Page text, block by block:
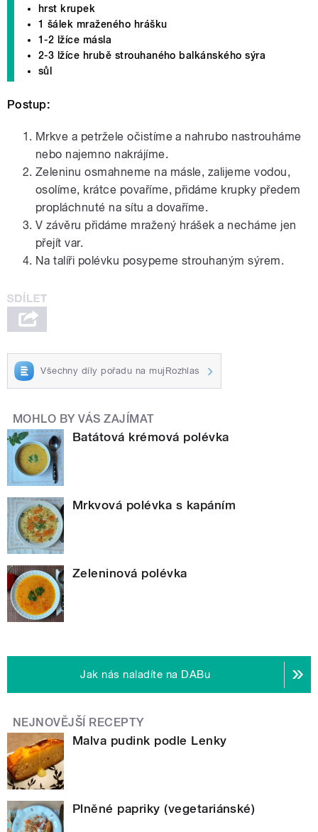
hrst krupek
1 šálek mraženého hrášku
1-2 lžíce másla
2-3 lžíce hrubě strouhaného balkánského sýra
sůl
Postup:
Mrkve a petržele očistíme a nahrubo nastrouháme
nebo najemno nakrájíme.
Zeleninu osmahneme na másle, zalijeme vodou,
osolíme, krátce povaříme, přidáme krupky předem
propláchnuté na sítu a dovaříme.
V závěru přidáme mražený hrášek a necháme jen
přejít var.
Na talíři polévku posypeme strouhaným sýrem.
Všechny díly pořadu na mujRozhlas
MOHLO BY VÁS ZAJÍMAT
Batátová krémová polévka
Mrkvová polévka s kapáním
Zeleninová polévka
Jak nás naladíte na DABu
NEJNOVĚJŠÍ RECEPTY
Malva pudink podle Lenky
Plněné papriky (vegetariánské)